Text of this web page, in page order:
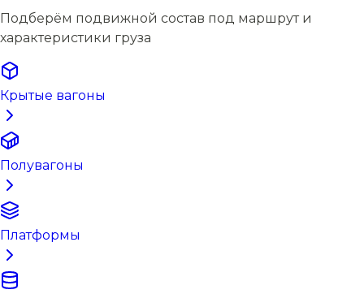
Подберём подвижной состав под маршрут и
характеристики груза
Крытые вагоны
Полувагоны
Платформы